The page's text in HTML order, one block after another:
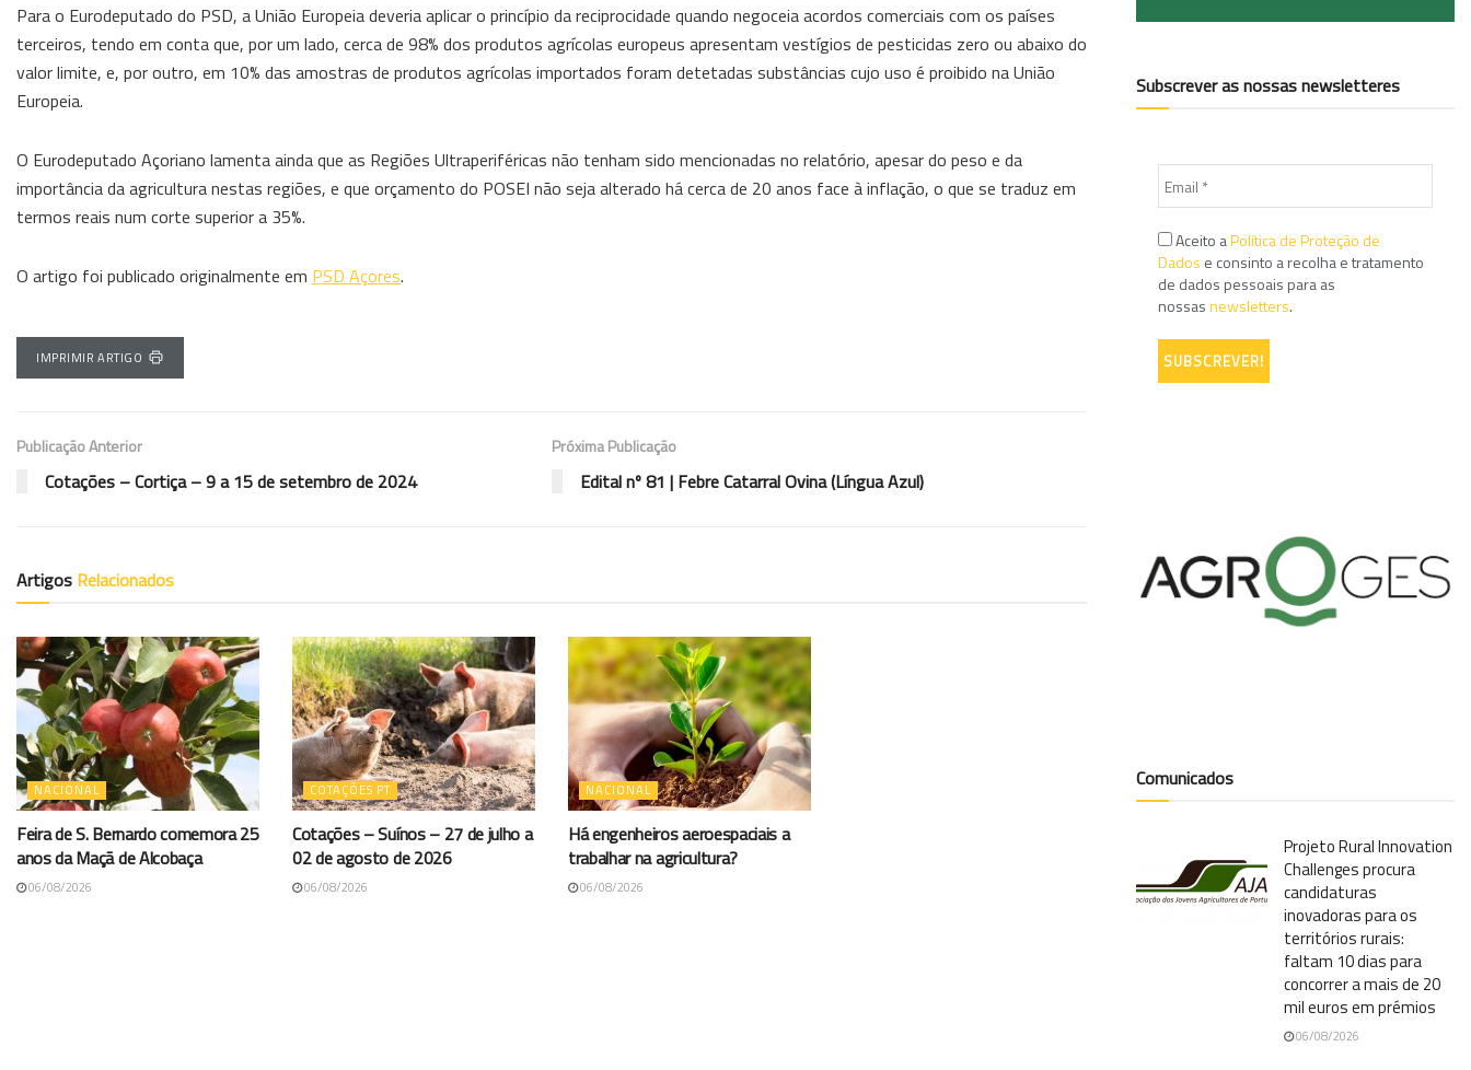
Para o Eurodeputado do PSD, a União Europeia deveria aplicar o princípio da reciprocidade quando negoceia acordos comerciais com os países
terceiros, tendo em conta que, por um lado, cerca de 98% dos produtos agrícolas europeus apresentam vestígios de pesticidas zero ou abaixo do
valor limite, e, por outro, em 10% das amostras de produtos agrícolas importados foram detetadas substâncias cujo uso é proibido na União
Europeia.
O Eurodeputado Açoriano lamenta ainda que as Regiões Ultraperiféricas não tenham sido mencionadas no relatório, apesar do peso e da
importância da agricultura nestas regiões, e que orçamento do POSEI não seja alterado há cerca de 20 anos face à inflação, o que se traduz em
termos reais num corte superior a 35%.
O artigo foi publicado originalmente em PSD Açores.
IMPRIMIR ARTIGO
Publicação Anterior
Cotações – Cortiça – 9 a 15 de setembro de 2024
Próxima Publicação
Edital nº 81 | Febre Catarral Ovina (Língua Azul)
Artigos Relacionados
NACIONAL
Feira de S. Bernardo comemora 25
anos da Maçã de Alcobaça
06/08/2026
COTAÇÕES PT
Cotações – Suínos – 27 de julho a
02 de agosto de 2026
06/08/2026
NACIONAL
Há engenheiros aeroespaciais a
trabalhar na agricultura?
06/08/2026
Subscrever as nossas newsletteres
Aceito aPolítica de Proteção de
Dados e consinto a recolha e tratamento
de dados pessoais para as
nossasnewsletters.
Comunicados
Projeto Rural Innovation
Challenges procura
candidaturas
inovadoras para os
territórios rurais:
faltam 10 dias para
concorrer a mais de 20
mil euros em prémios
06/08/2026